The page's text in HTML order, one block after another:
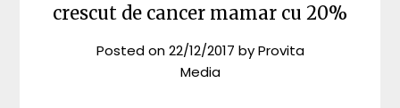
crescut de cancer mamar cu 20%
Posted on22/12/2017 byProvita
Media